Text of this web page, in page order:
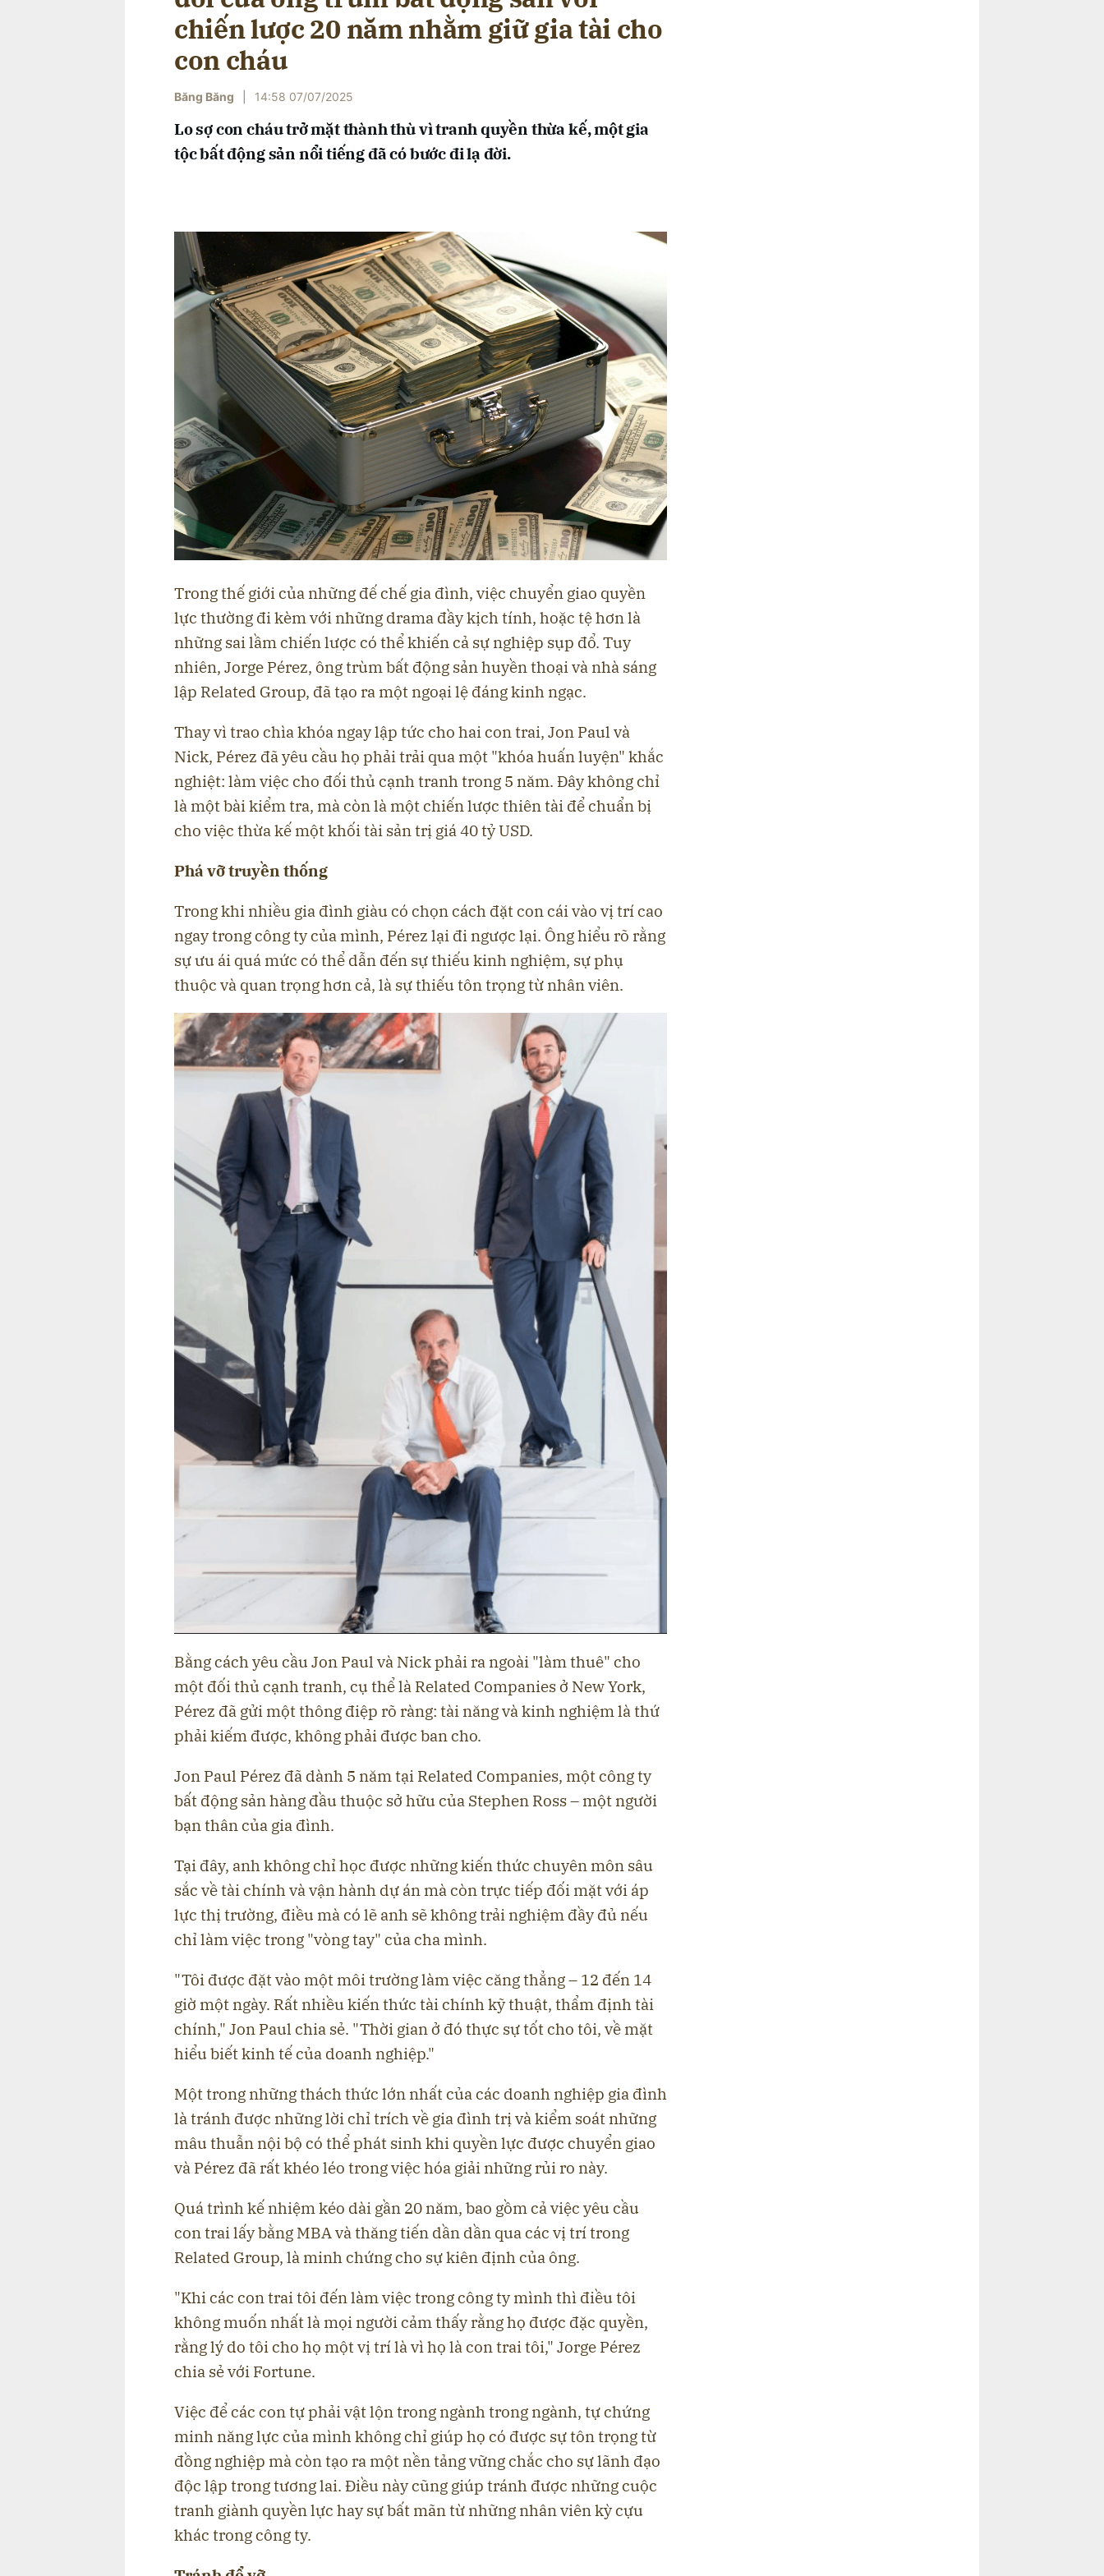
chiến lược 20 năm nhằm giữ gia tài cho
con cháu
Băng Băng 14:58 07/07/2025
Lo sợ con cháu trở mặt thành thù vì tranh quyền thừa kế, một gia
tộc bất động sản nổi tiếng đã có bước đi lạ đời.
Trong thế giới của những đế chế gia đình, việc chuyển giao quyền
lực thường đi kèm với những drama đầy kịch tính, hoặc tệ hơn là
những sai lầm chiến lược có thể khiến cả sự nghiệp sụp đổ. Tuy
nhiên, Jorge Pérez, ông trùm bất động sản huyền thoại và nhà sáng
lập Related Group, đã tạo ra một ngoại lệ đáng kinh ngạc.
Thay vì trao chìa khóa ngay lập tức cho hai con trai, Jon Paul và
Nick, Pérez đã yêu cầu họ phải trải qua một "khóa huấn luyện" khắc
nghiệt: làm việc cho đối thủ cạnh tranh trong 5 năm. Đây không chỉ
là một bài kiểm tra, mà còn là một chiến lược thiên tài để chuẩn bị
cho việc thừa kế một khối tài sản trị giá 40 tỷ USD.
Phá vỡ truyền thống
Trong khi nhiều gia đình giàu có chọn cách đặt con cái vào vị trí cao
ngay trong công ty của mình, Pérez lại đi ngược lại. Ông hiểu rõ rằng
sự ưu ái quá mức có thể dẫn đến sự thiếu kinh nghiệm, sự phụ
thuộc và quan trọng hơn cả, là sự thiếu tôn trọng từ nhân viên.
Bằng cách yêu cầu Jon Paul và Nick phải ra ngoài "làm thuê" cho
một đối thủ cạnh tranh, cụ thể là Related Companies ở New York,
Pérez đã gửi một thông điệp rõ ràng: tài năng và kinh nghiệm là thứ
phải kiếm được, không phải được ban cho.
Jon Paul Pérez đã dành 5 năm tại Related Companies, một công ty
bất động sản hàng đầu thuộc sở hữu của Stephen Ross – một người
bạn thân của gia đình.
Tại đây, anh không chỉ học được những kiến thức chuyên môn sâu
sắc về tài chính và vận hành dự án mà còn trực tiếp đối mặt với áp
lực thị trường, điều mà có lẽ anh sẽ không trải nghiệm đầy đủ nếu
chỉ làm việc trong "vòng tay" của cha mình.
"Tôi được đặt vào một môi trường làm việc căng thẳng – 12 đến 14
giờ một ngày. Rất nhiều kiến thức tài chính kỹ thuật, thẩm định tài
chính," Jon Paul chia sẻ. "Thời gian ở đó thực sự tốt cho tôi, về mặt
hiểu biết kinh tế của doanh nghiệp."
Một trong những thách thức lớn nhất của các doanh nghiệp gia đình
là tránh được những lời chỉ trích về gia đình trị và kiểm soát những
mâu thuẫn nội bộ có thể phát sinh khi quyền lực được chuyển giao
và Pérez đã rất khéo léo trong việc hóa giải những rủi ro này.
Quá trình kế nhiệm kéo dài gần 20 năm, bao gồm cả việc yêu cầu
con trai lấy bằng MBA và thăng tiến dần dần qua các vị trí trong
Related Group, là minh chứng cho sự kiên định của ông.
"Khi các con trai tôi đến làm việc trong công ty mình thì điều tôi
không muốn nhất là mọi người cảm thấy rằng họ được đặc quyền,
rằng lý do tôi cho họ một vị trí là vì họ là con trai tôi," Jorge Pérez
chia sẻ với Fortune.
Việc để các con tự phải vật lộn trong ngành trong ngành, tự chứng
minh năng lực của mình không chỉ giúp họ có được sự tôn trọng từ
đồng nghiệp mà còn tạo ra một nền tảng vững chắc cho sự lãnh đạo
độc lập trong tương lai. Điều này cũng giúp tránh được những cuộc
tranh giành quyền lực hay sự bất mãn từ những nhân viên kỳ cựu
khác trong công ty.